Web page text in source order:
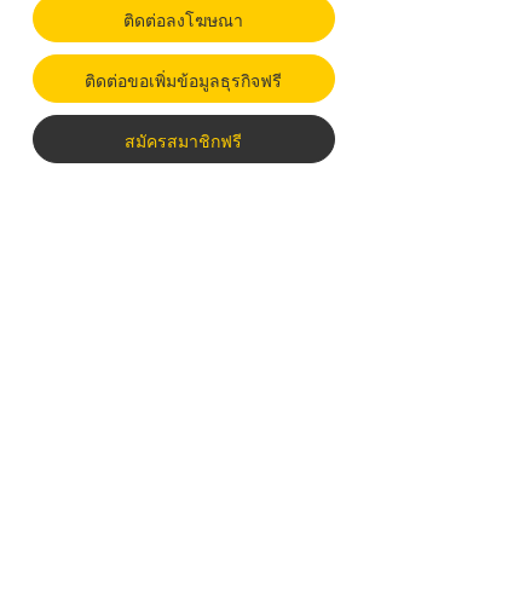
ติดต่อลงโฆษณา
ติดต่อขอเพิ่มข้อมูลธุรกิจฟรี
สมัครสมาชิกฟรี